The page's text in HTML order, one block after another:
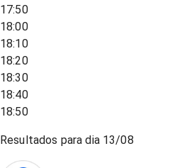
17:50
18:00
18:10
18:20
18:30
18:40
18:50
Resultados para dia 13/08